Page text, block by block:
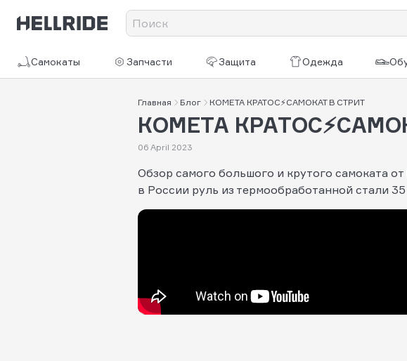
Самокаты Запчасти Защита Одежда
Главная Блог КОМЕТА КРАТОС⚡САМОКАТ В СТРИТ
КОМЕТА
06 April 2023
Обзор самого большого и крутого самоката
в России руль из термообработанной стали